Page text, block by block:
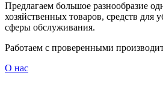
Предлагаем большое разнообразие
хозяйственных товаров, средств для
сферы обслуживания.
Работаем с проверенными
О нас